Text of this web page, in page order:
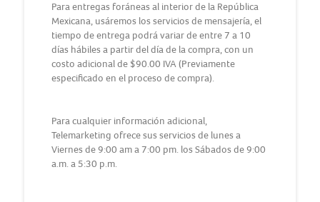
Para entregas foráneas al interior de la República
Mexicana, usáremos los servicios de mensajería, el
tiempo de entrega podrá variar de entre 7 a 10
días hábiles a partir del día de la compra, con un
costo adicional de $90.00 IVA (Previamente
especificado en el proceso de compra).
Para cualquier información adicional,
Telemarketing ofrece sus servicios de lunes a
Viernes de 9:00 am a 7:00 pm. los Sábados de 9:00
a.m. a 5:30 p.m.